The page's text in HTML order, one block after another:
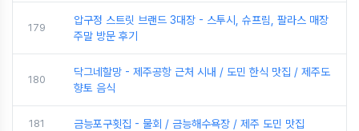
179
압구정 스트릿 브랜드 3대장 - 스투시, 슈프림, 팔라스 매장
주말 방문 후기
180
닥그네할망 - 제주공항 근처 시내 / 도민 한식 맛집 / 제주도
향토 음식
181 금능포구횟집 - 물회 / 금능해수욕장 / 제주 도민 맛집